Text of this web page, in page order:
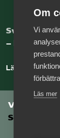
Om
Beställ
Sveriges
– landets
Läs mer om oss
Vill du vara
Om
Vi
Läs mer